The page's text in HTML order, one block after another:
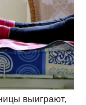
выиграют,